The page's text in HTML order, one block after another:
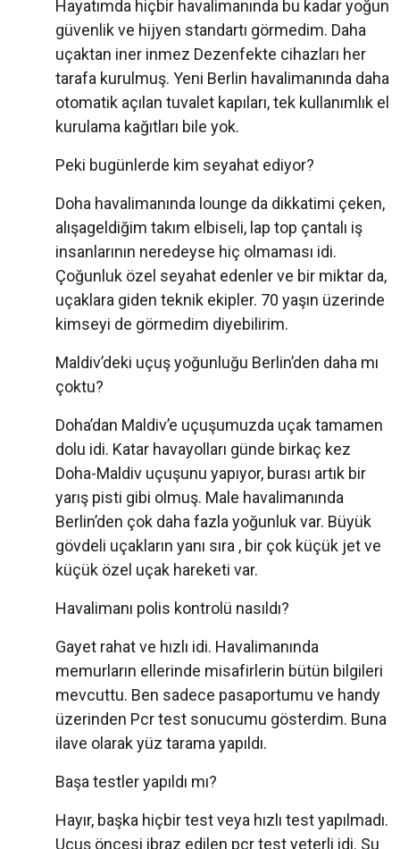
Hayatımda hiçbir havalimanında bu kadar yoğun
güvenlik ve hijyen standartı görmedim. Daha
uçaktan iner inmez Dezenfekte cihazları her
tarafa kurulmuş. Yeni Berlin havalimanında daha
otomatik açılan tuvalet kapıları, tek kullanımlık el
kurulama kağıtları bile yok.
Peki bugünlerde kim seyahat ediyor?
Doha havalimanında lounge da dikkatimi çeken,
alışageldiğim takım elbiseli, lap top çantalı iş
insanlarının neredeyse hiç olmaması idi.
Çoğunluk özel seyahat edenler ve bir miktar da,
uçaklara giden teknik ekipler. 70 yaşın üzerinde
kimseyi de görmedim diyebilirim.
Maldiv’deki uçuş yoğunluğu Berlin’den daha mı
çoktu?
Doha’dan Maldiv’e uçuşumuzda uçak tamamen
dolu idi. Katar havayolları günde birkaç kez
Doha-Maldiv uçuşunu yapıyor, burası artık bir
yarış pisti gibi olmuş. Male havalimanında
Berlin’den çok daha fazla yoğunluk var. Büyük
gövdeli uçakların yanı sıra , bir çok küçük jet ve
küçük özel uçak hareketi var.
Havalimanı polis kontrolü nasıldı?
Gayet rahat ve hızlı idi. Havalimanında
memurların ellerinde misafirlerin bütün bilgileri
mevcuttu. Ben sadece pasaportumu ve handy
üzerinden Pcr test sonucumu gösterdim. Buna
ilave olarak yüz tarama yapıldı.
Başa testler yapıldı mı?
Hayır, başka hiçbir test veya hızlı test yapılmadı.
Uçuş öncesi ibraz edilen pcr test yeterli idi. Su